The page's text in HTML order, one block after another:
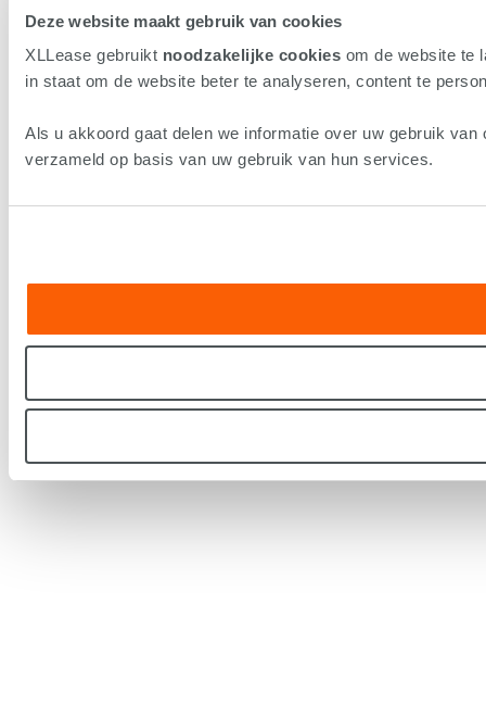
Deze website maakt gebruik van cookies
XLLease gebruikt noodzakelijke cookies om de website te
in staat om de website beter te analyseren, content te
Als u akkoord gaat delen we informatie over uw gebruik
verzameld op basis van uw gebruik van hun services.